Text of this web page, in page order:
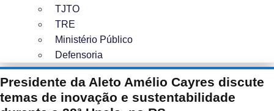
TJTO
TRE
Ministério Público
Defensoria
Presidente da Aleto Amélio Cayres discute
temas de inovação e sustentabilidade